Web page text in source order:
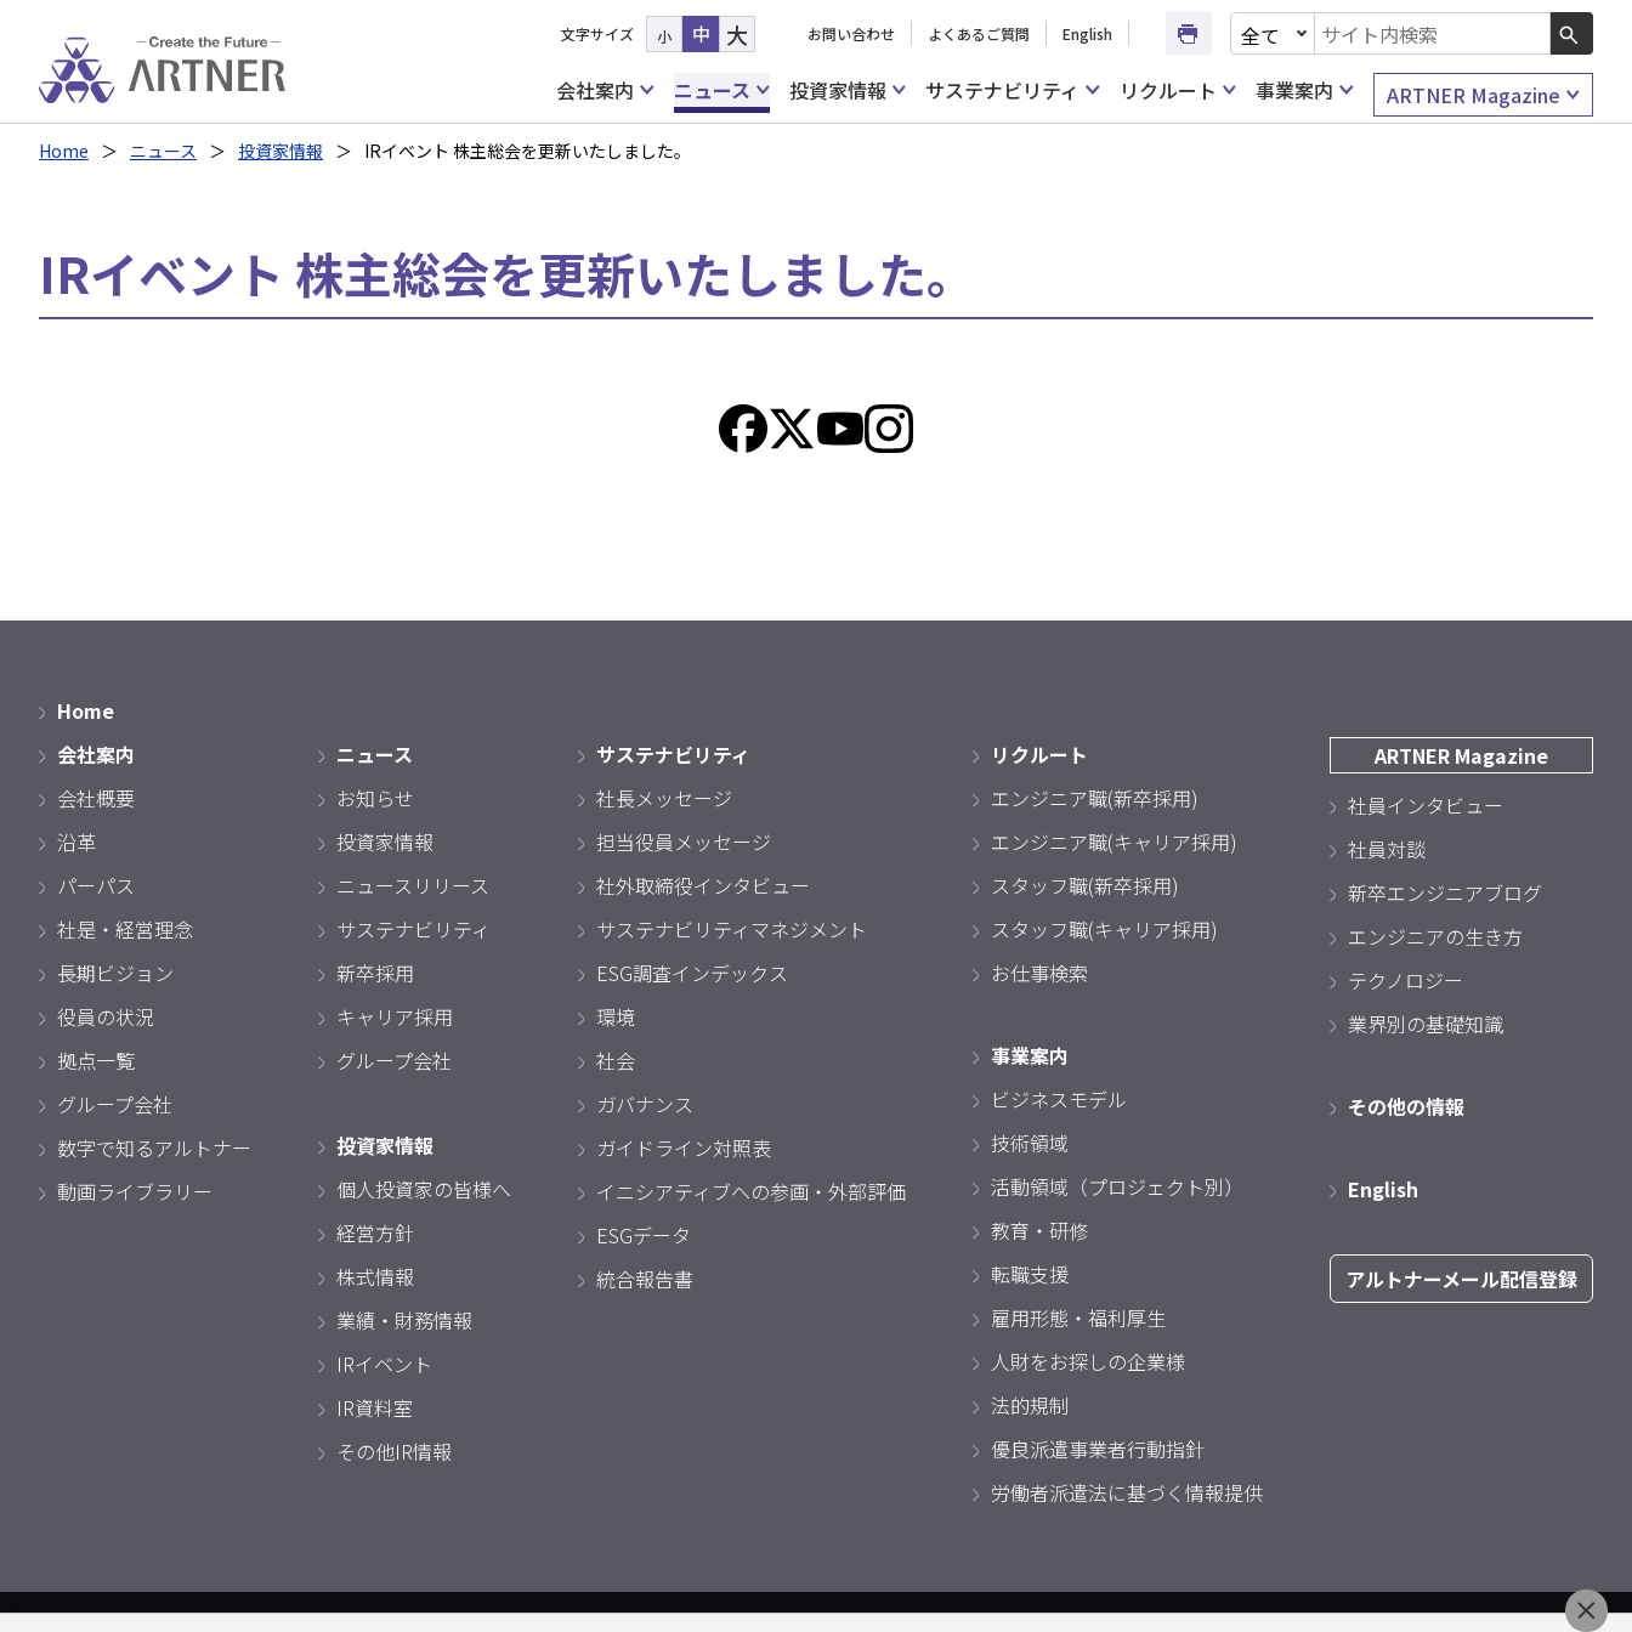
文字サイズ 小 中 大 お問い合わせ よくあるご質問 English
文書種別を選択
検索キーワード入力
会社案内
ニュース 投資家情報 サステナビリティ リクルート 事業案内 ARTNER Magazine
Home ニュース 投資家情報 IRイベント 株主総会を更新いたしました。
IRイベント 株主総会を更新いたしました。
Home
会社案内
会社概要
沿革
パーパス
社是・経営理念
長期ビジョン
役員の状況
拠点一覧
グループ会社
数字で知るアルトナー
動画ライブラリー
ニュース
お知らせ
投資家情報
ニュースリリース
サステナビリティ
新卒採用
キャリア採用
グループ会社
投資家情報
個人投資家の皆様へ
経営方針
株式情報
業績・財務情報
IRイベント
IR資料室
その他IR情報
サステナビリティ
社長メッセージ
担当役員メッセージ
社外取締役インタビュー
サステナビリティマネジメント
ESG調査インデックス
環境
社会
ガバナンス
ガイドライン対照表
イニシアティブへの参画・外部評価
ESGデータ
統合報告書
リクルート
エンジニア職(新卒採用)
エンジニア職(キャリア採用)
スタッフ職(新卒採用)
スタッフ職(キャリア採用)
お仕事検索
事業案内
ビジネスモデル
技術領域
活動領域（プロジェクト別）
教育・研修
転職支援
雇用形態・福利厚生
人財をお探しの企業様
法的規制
優良派遣事業者行動指針
労働者派遣法に基づく情報提供
ARTNER Magazine
社員インタビュー
社員対談
新卒エンジニアブログ
エンジニアの生き方
テクノロジー
業界別の基礎知識
その他の情報
English
アルトナーメール配信登録